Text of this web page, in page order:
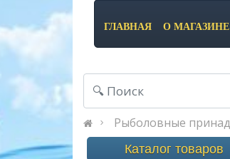
ГЛАВНАЯ О МАГАЗИНЕ
Рыболовные
Каталог товаров